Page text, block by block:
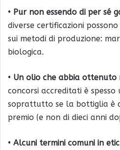
• Pur non essendo di per sé
diverse certificazioni
sui metodi di produzione:
biologica.
• Un olio che abbia ottenuto
concorsi accreditati è
soprattutto se la bottiglia è
premio (e non di dieci anni
• Alcuni termini comuni in